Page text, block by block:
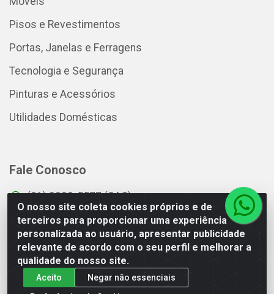
O nosso site coleta cookies próprios e de
terceiros para proporcionar uma experiência
personalizada ao usuário, apresentar publicidade
relevante de acordo com o seu perfil e melhorar a
qualidade do nosso site.
Aceito
Negar não essenciais
Pisos e Revestimentos
Portas, Janelas e Ferragens
Tecnologia e Segurança
Pinturas e Acessórios
Utilidades Domésticas
Fale Conosco
(81) 3229-5577 (SAC)
(81) 3229-5566 (Televendas)
sac@distacdistribuidora.com.br
Horário do atendimento do SAC - Segunda a
Sábado das 08:00 às 18:00hrs, exceto feriados
nacionais.